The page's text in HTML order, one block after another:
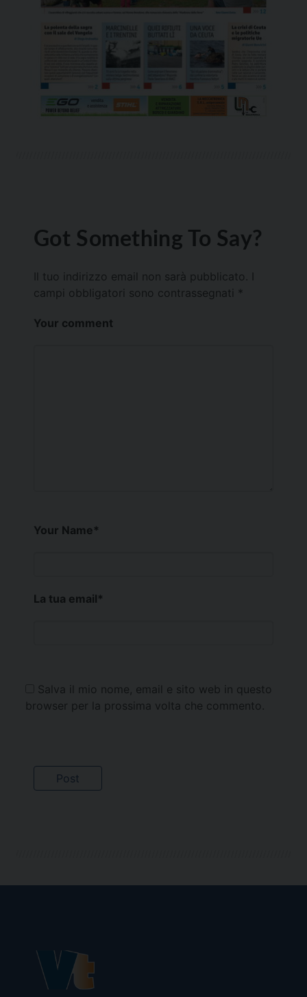
Got Something To Say?
Il tuo indirizzo email non sarà pubblicato.
campi obbligatori sono contrassegnati *
Your comment
Your Name*
La tua email*
Salva il mio nome, email e sito web in questo
browser per la prossima volta che commento.